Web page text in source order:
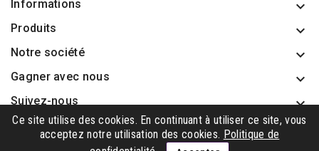
Informations keyboard_arrow_down
Produits 
Notre société 
Ce site utilise des cookies. En continuant à utiliser ce site, vous
acceptez notre utilisation des cookies. Politique de
Gagner avec nous 
Suivez-nous 